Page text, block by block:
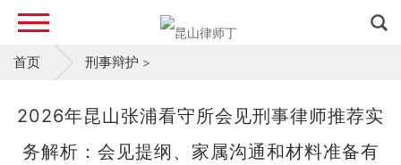
首页 >
刑事辩护
2026年昆山张浦看守所会见刑事律师推荐实
务解析：会见提纲、家属沟通和材料准备有